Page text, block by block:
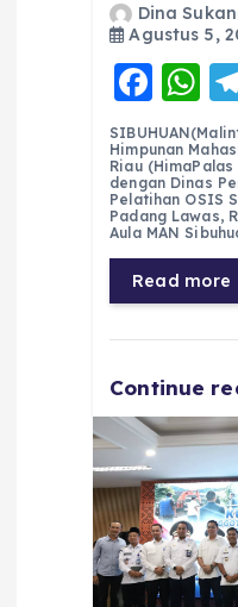
Dina
Agustus 5,
F
a
c
e
b
o
o
k
W
h
a
ts
A
p
p
Himpunan
Riau
dengan Dinas
Pelatihan OSIS
Padang Lawas,
Aula MAN
Read more
Continue